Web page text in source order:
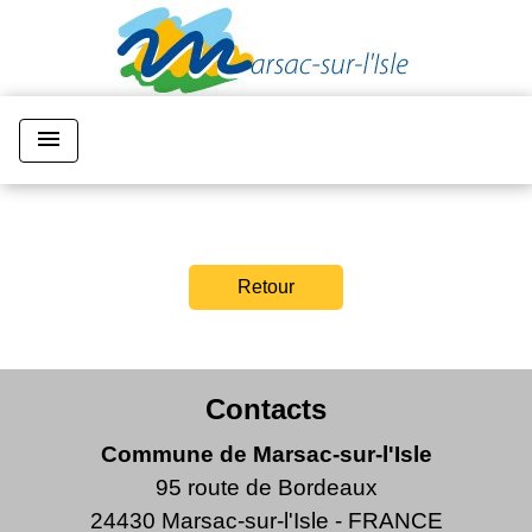
menu
Retour
Contacts
Commune de Marsac-sur-l'Isle
95 route de Bordeaux
24430 Marsac-sur-l'Isle - FRANCE